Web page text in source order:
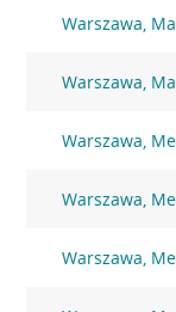
Warszawa,
Warszawa,
Warszawa,
Warszawa,
Warszawa,